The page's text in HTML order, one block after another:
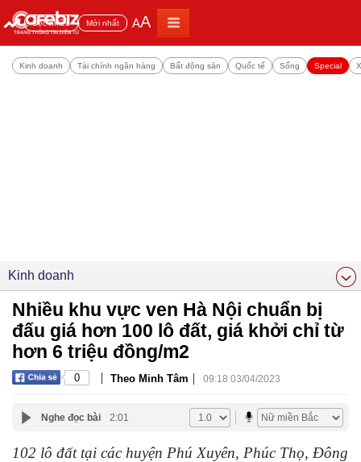
Đọc nhiều Mới nhất AA
Kinh doanh Tài chính ngân hàng Bất động sản Quốc tế Sống Special
Kinh doanh
Nhiều khu vực ven Hà Nội chuẩn bị
đấu giá hơn 100 lô đất, giá khởi chỉ từ
hơn 6 triệu đồng/m2
0 | Theo Minh Tâm | 09:18 03/04/2023
Nghe đọc bài 2:01
102 lô đất tại các huyện Phú Xuyên, Phúc Thọ, Đông